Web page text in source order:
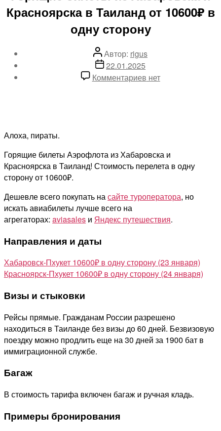
Красноярска в Таиланд от 10600₽ в
одну сторону
Автор
записи
Автор: rigus
Дата
записи
22.01.2025
Комментариевк
Красноярска
в
10600₽
одну
нет
Алоха, пираты.
Горящие билеты Аэрофлота из Хабаровска и
Красноярска в Таиланд! Стоимость перелета в одну
сторону от 10600₽.
Дешевле всего покупать насайте туроператора, но
искать авиабилеты лучше всего на
агрегаторах: aviasales и Яндекс путешествия.
Направления и даты
Хабаровск-Пхукет 10600₽ в одну сторону (23 января)
Красноярск-Пхукет 10600₽ в одну сторону (24 января)
Визы и стыковки
Рейсы прямые. Гражданам России разрешено
находиться в Таиланде без визы до 60 дней. Безвизовую
поездку можно продлить еще на 30 дней за 1900 бат в
иммиграционной службе.
Багаж
В стоимость тарифа включен багаж и ручная кладь.
Примеры бронирования